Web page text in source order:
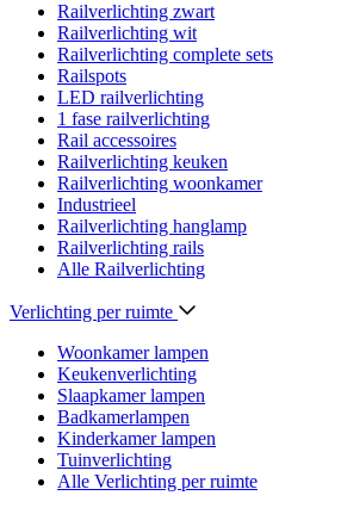
Railverlichting zwart
Railverlichting wit
Railverlichting complete sets
Railspots
LED railverlichting
1 fase railverlichting
Rail accessoires
Railverlichting keuken
Railverlichting woonkamer
Industrieel
Railverlichting hanglamp
Railverlichting rails
Alle Railverlichting
Verlichting per ruimte
Woonkamer lampen
Keukenverlichting
Slaapkamer lampen
Badkamerlampen
Kinderkamer lampen
Tuinverlichting
Alle Verlichting per ruimte